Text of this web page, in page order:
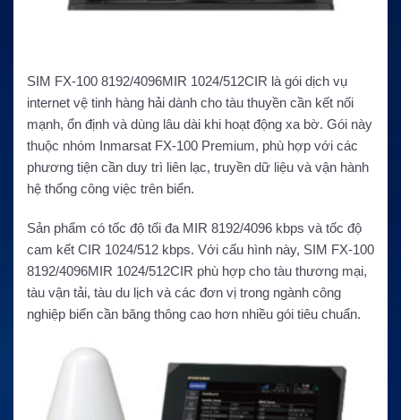
SIM FX-100 8192/4096MIR 1024/512CIR là gói dịch vụ
internet vệ tinh hàng hải dành cho tàu thuyền cần kết nối
mạnh, ổn định và dùng lâu dài khi hoạt động xa bờ. Gói này
thuộc nhóm Inmarsat FX-100 Premium, phù hợp với các
phương tiện cần duy trì liên lạc, truyền dữ liệu và vận hành
hệ thống công việc trên biển.
Sản phẩm có tốc độ tối đa MIR 8192/4096 kbps và tốc độ
cam kết CIR 1024/512 kbps. Với cấu hình này, SIM FX-100
8192/4096MIR 1024/512CIR phù hợp cho tàu thương mại,
tàu vận tải, tàu du lịch và các đơn vị trong ngành công
nghiệp biển cần băng thông cao hơn nhiều gói tiêu chuẩn.